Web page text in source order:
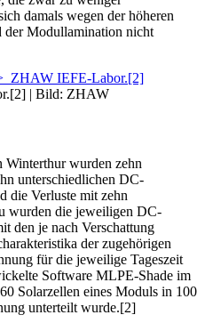
damals wegen der höheren
der Modullamination nicht
| Bild: ZHAW
wurden zehn
unterschiedlichen DC-
die Verluste mit zehn
wurden die jeweiligen DC-
den je nach Verschattung
der zugehörigen
für die jeweilige Tageszeit
Software MLPE-Shade im
Solarzellen eines Moduls in 100
unterteilt wurde.[2]